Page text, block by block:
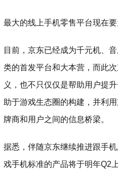
最大的线上手机零售平台现在
目前，京东已经成为千元机、
类的首发平台和大本营，而此
义，也不只仅仅是帮助用户提
助于游戏生态圈的构建，并利
牌商和用户之间的信息桥梁。
据悉，伴随京东继续推进跟手
戏手机标准的产品将于明年Q2